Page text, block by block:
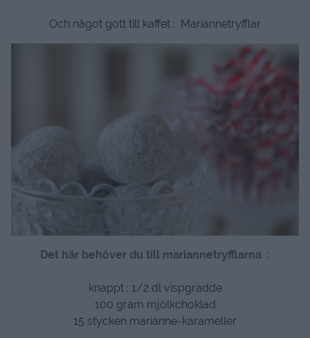
Och något gott till kaffet : Mariannetryfflar
Det här behöver du till mariannetryfflarna :
knappt : 1/2 dl vispgrädde
100 gram mjölkchoklad
15 stycken marianne-karameller